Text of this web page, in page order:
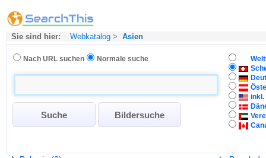
Sie sind hier: Webkatalog > Asien
Nach URL suchen Normale suche
inkl.